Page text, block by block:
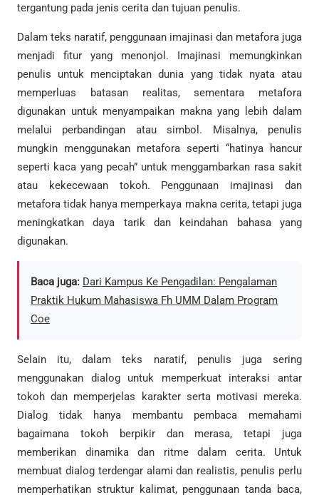
tergantung pada jenis cerita dan tujuan penulis.
Dalam teks naratif, penggunaan imajinasi dan metafora juga
menjadi fitur yang menonjol. Imajinasi memungkinkan
penulis untuk menciptakan dunia yang tidak nyata atau
memperluas batasan realitas, sementara metafora
digunakan untuk menyampaikan makna yang lebih dalam
melalui perbandingan atau simbol. Misalnya, penulis
mungkin menggunakan metafora seperti “hatinya hancur
seperti kaca yang pecah” untuk menggambarkan rasa sakit
atau kekecewaan tokoh. Penggunaan imajinasi dan
metafora tidak hanya memperkaya makna cerita, tetapi juga
meningkatkan daya tarik dan keindahan bahasa yang
digunakan.
Baca juga: Dari Kampus Ke Pengadilan: Pengalaman
Praktik Hukum Mahasiswa Fh UMM Dalam Program
Coe
Selain itu, dalam teks naratif, penulis juga sering
menggunakan dialog untuk memperkuat interaksi antar
tokoh dan memperjelas karakter serta motivasi mereka.
Dialog tidak hanya membantu pembaca memahami
bagaimana tokoh berpikir dan merasa, tetapi juga
memberikan dinamika dan ritme dalam cerita. Untuk
membuat dialog terdengar alami dan realistis, penulis perlu
memperhatikan struktur kalimat, penggunaan tanda baca,